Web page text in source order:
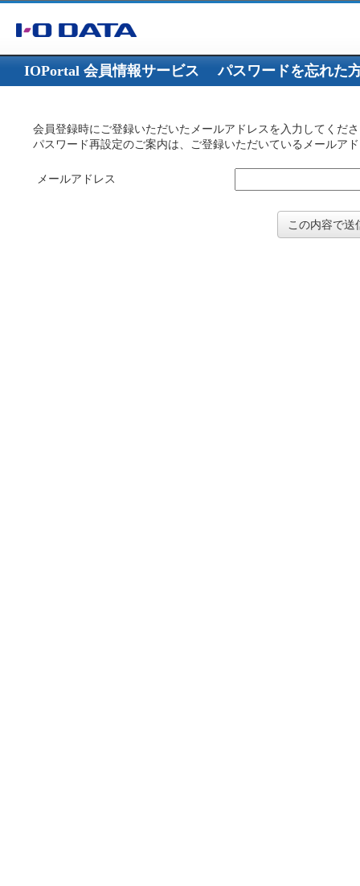
IOPortal 会員情報サービス パスワードを忘れた
会員登録時にご登録いただいたメールアドレスを入力してくだ
パスワード再設定のご案内は、ご登録いただいているメールア
メールアドレス